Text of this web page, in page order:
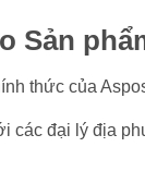
Sản
thức của
các đại lý địa